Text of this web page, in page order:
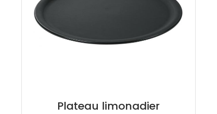
Plateau limonadier